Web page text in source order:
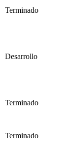
Terminado
Desarrollo
Terminado
Terminado